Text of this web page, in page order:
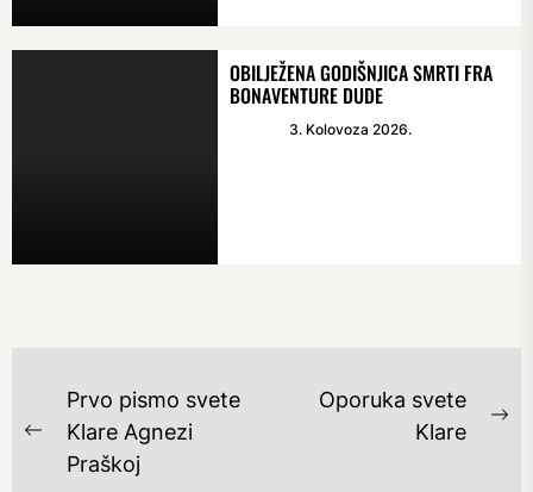
OBILJEŽENA GODIŠNJICA SMRTI FRA
BONAVENTURE DUDE
3. Kolovoza 2026.
NAVIGACIJA
OBJAVA
Previous
post:
Prvo pismo svete
Klare Agnezi
Praškoj
Oporuka svete
Klare